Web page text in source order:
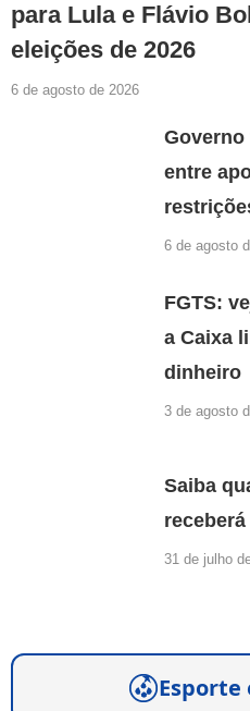
para Lula e Flávio
eleições de 2026
6 de agosto de 2026
entre
6 de agosto
FGTS:
a Caixa
dinheiro
3 de agosto
Saiba
31 de julho
Esporte